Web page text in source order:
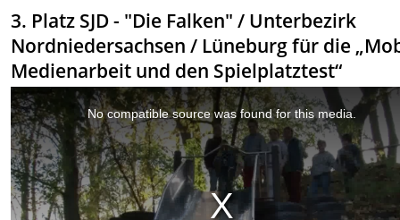
3. Platz SJD - "Die Falken" / Unterbezirk
Nordniedersachsen / Lüneburg für die
Medienarbeit und den Spielplatztest“
This
is
a
modal
window.
No compatible source was found for this media.